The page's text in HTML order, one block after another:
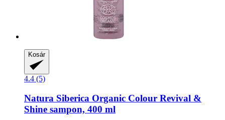
Kosár
4.4 (5)
Natura Siberica Organic Colour Revival &
Shine sampon, 400 ml